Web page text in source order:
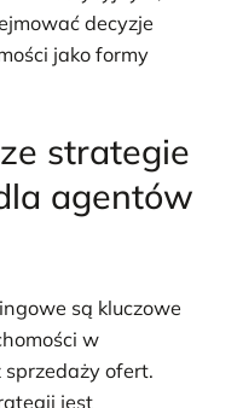
decyzje
jako formy
strategie
agentów
są kluczowe
w
ofert.
jest